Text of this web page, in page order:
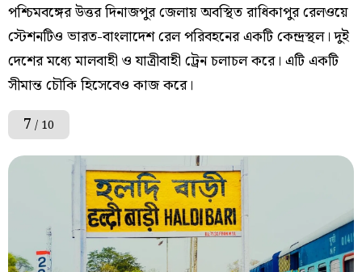
পশ্চিমবঙ্গের উত্তর দিনাজপুর জেলায় অবস্থিত রাধিকাপুর রেলওয়ে
স্টেশনটিও ভারত-বাংলাদেশ রেল পরিবহনের একটি কেন্দ্রস্থল। দুই
দেশের মধ্যে মালবাহী ও যাত্রীবাহী ট্রেন চলাচল করে। এটি একটি
সীমান্ত চৌকি হিসেবেও কাজ করে।
7 / 10